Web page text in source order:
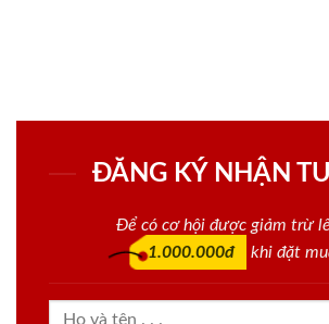
ĐĂNG KÝ NHẬN
Để có cơ hội được giảm trừ
1.000.000đ
khi đặt